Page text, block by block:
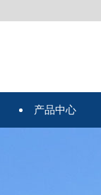
产品中心